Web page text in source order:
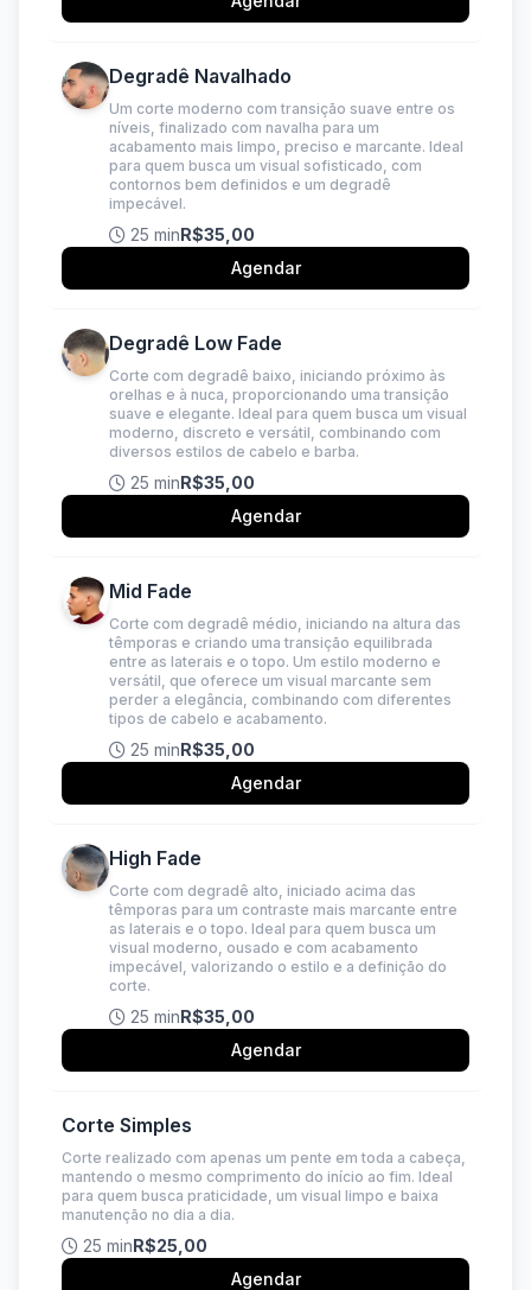
Degradê Navalhado
Um corte moderno com transição suave entre os
níveis, finalizado com navalha para um
acabamento mais limpo, preciso e marcante. Ideal
para quem busca um visual sofisticado, com
contornos bem definidos e um degradê
impecável.
25 minR$35,00
Agendar
Degradê Low Fade
Corte com degradê baixo, iniciando próximo às
orelhas e à nuca, proporcionando uma transição
suave e elegante. Ideal para quem busca um visual
moderno, discreto e versátil, combinando com
diversos estilos de cabelo e barba.
25 minR$35,00
Agendar
Mid Fade
Corte com degradê médio, iniciando na altura das
têmporas e criando uma transição equilibrada
entre as laterais e o topo. Um estilo moderno e
versátil, que oferece um visual marcante sem
perder a elegância, combinando com diferentes
tipos de cabelo e acabamento.
25 minR$35,00
Agendar
High Fade
Corte com degradê alto, iniciado acima das
têmporas para um contraste mais marcante entre
as laterais e o topo. Ideal para quem busca um
visual moderno, ousado e com acabamento
impecável, valorizando o estilo e a definição do
corte.
25 minR$35,00
Agendar
Corte Simples
Corte realizado com apenas um pente em toda a cabeça,
mantendo o mesmo comprimento do início ao fim. Ideal
para quem busca praticidade, um visual limpo e baixa
manutenção no dia a dia.
25 minR$25,00
Agendar